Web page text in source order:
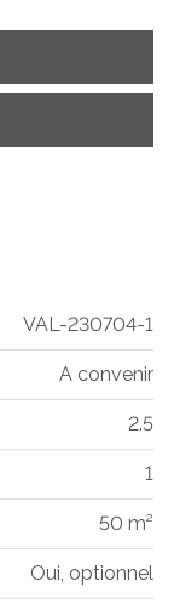
VAL-230704-1
A convenir
2.5
1
50 m²
Oui, optionnel